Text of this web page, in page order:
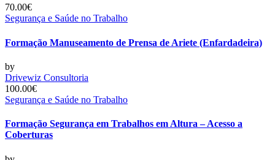
70.00€
Segurança e Saúde no Trabalho
Formação Manuseamento de Prensa de Ariete (Enfardadeira)
by
Drivewiz Consultoria
100.00€
Segurança e Saúde no Trabalho
Formação Segurança em Trabalhos em Altura – Acesso a
Coberturas